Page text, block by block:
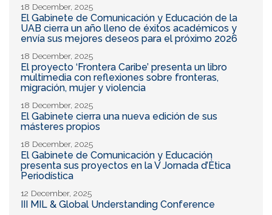
18 December, 2025
El Gabinete de Comunicación y Educación de la
UAB cierra un año lleno de éxitos académicos y
envía sus mejores deseos para el próximo 2026
18 December, 2025
El proyecto ‘Frontera Caribe’ presenta un libro
multimedia con reflexiones sobre fronteras,
migración, mujer y violencia
18 December, 2025
El Gabinete cierra una nueva edición de sus
másteres propios
18 December, 2025
El Gabinete de Comunicación y Educación
presenta sus proyectos en la V Jornada d’Ètica
Periodística
12 December, 2025
III MIL & Global Understanding Conference